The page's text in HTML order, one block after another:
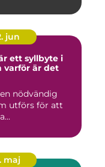
jun
ett syllbyte i
varför är det
nödvändig
utförs för att
maj